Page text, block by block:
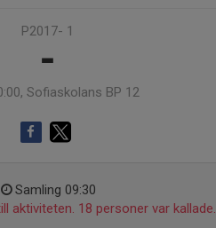
P2017- 1
-
Sofiaskolans BP 12
Samling 09:30
aktiviteten. 18 personer var kallade.